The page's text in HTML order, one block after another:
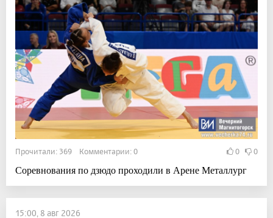
Прочитали: 369 Комментарии: 0 0 0
Соревнования по дзюдо проходили в Арене Металлург
15:00, 8 авг 2026